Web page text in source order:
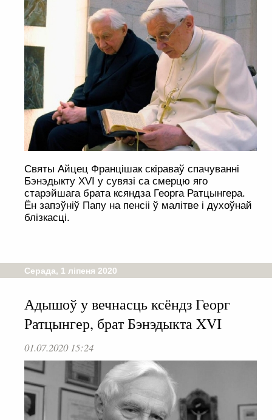
Святы Айцец Францішак скіраваў спачуванні
Бэнэдыкту XVI у сувязі са смерцю яго
старэйшага брата ксяндза Георга Ратцынгера.
Ён запэўніў Папу на пенсіі ў малітве і духоўнай
блізкасці.
Серада, 1 ліпеня 2020
Адышоў у вечнасць ксёндз Георг
Ратцынгер, брат Бэнэдыкта XVI
01.07.2020 15:24